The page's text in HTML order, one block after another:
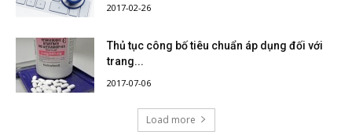
2017-02-26
Thủ tục công bố tiêu chuẩn áp dụng đối với
trang...
2017-07-06
Load more